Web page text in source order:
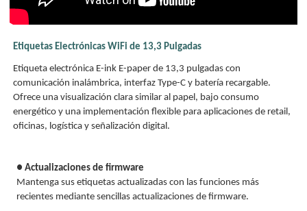
Etiquetas Electrónicas WiFi de 13,3 Pulgadas
Etiqueta electrónica E-ink E-paper de 13,3 pulgadas con
comunicación inalámbrica, interfaz Type-C y batería recargable.
Ofrece una visualización clara similar al papel, bajo consumo
energético y una implementación flexible para aplicaciones de retail,
oficinas, logística y señalización digital.
● Actualizaciones de firmware
Mantenga sus etiquetas actualizadas con las funciones más
recientes mediante sencillas actualizaciones de firmware.